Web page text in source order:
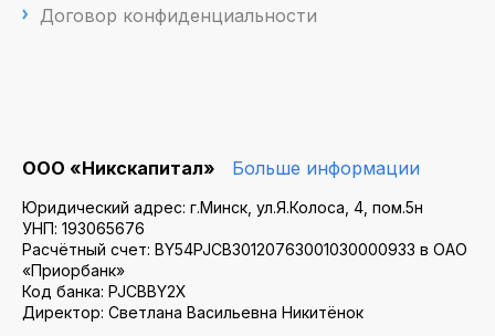
Договор конфиденциальности
ООО «Никскапитал» Больше информации
Юридический адрес: г.Минск, ул.Я.Колоса, 4, пом.5н
УНП: 193065676
Расчётный счет: BY54PJCB30120763001030000933 в ОАО
«Приорбанк»
Код банка: PJCBBY2X
Директор: Светлана Васильевна Никитёнок